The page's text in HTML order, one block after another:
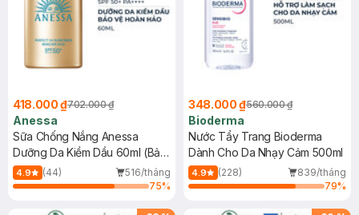
418.000 ₫702.000 ₫
Anessa
Sữa Chống Nắng Anessa
Dưỡng Da Kiềm Dầu 60ml (Bản
Mới)
4.9 (44)
516/tháng
75%
348.000 ₫560.000 ₫
Bioderma
Nước Tẩy Trang Bioderma
Dành Cho Da Nhạy Cảm 500ml
4.9 (228)
839/tháng
79%